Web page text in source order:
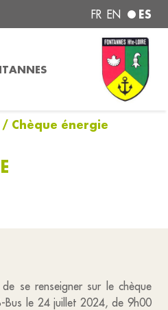
FR EN ES
/ Chèque énergie
de se renseigner sur le chèque
Bus le 24 juillet 2024, de 9h00